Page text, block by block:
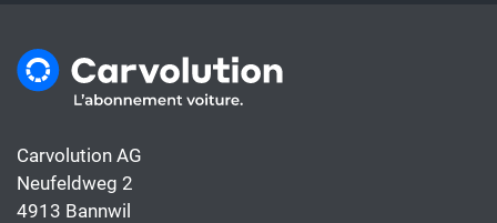
Carvolution AG
Neufeldweg 2
4913 Bannwil